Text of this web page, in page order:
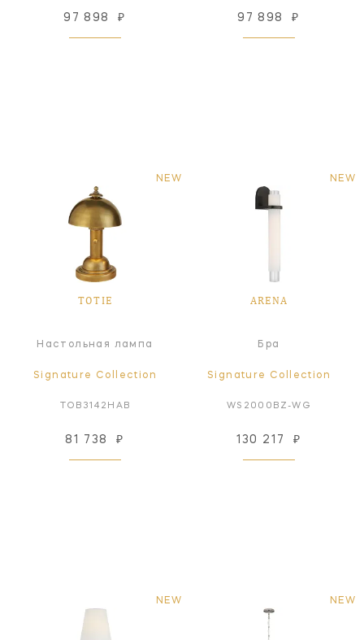
97 898 ₽ 97 898 ₽
NEW
TOTIE
Настольная лампа
Signature Collection
TOB3142HAB
81 738 ₽
NEW
ARENA
Бра
Signature Collection
WS2000BZ-WG
130 217 ₽
NEW NEW